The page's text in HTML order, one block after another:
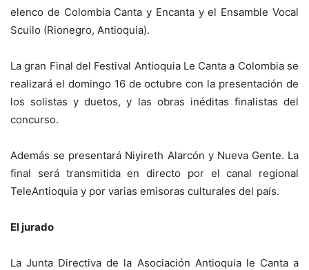
elenco de Colombia Canta y Encanta y el Ensamble Vocal
Scuilo (Rionegro, Antioquia).
La gran Final del Festival Antioquia Le Canta a Colombia se
realizará el domingo 16 de octubre con la presentación de
los solistas y duetos, y las obras inéditas finalistas del
concurso.
Además se presentará Niyireth Alarcón y Nueva Gente. La
final será transmitida en directo por el canal regional
TeleAntioquia y por varias emisoras culturales del país.
El jurado
La Junta Directiva de la Asociación Antioquia le Canta a